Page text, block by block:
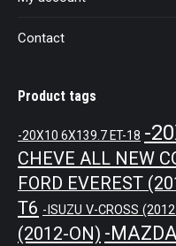
Contact
Product tags
-20X10 6X139.7 ET-18 -
CHEVE ALL NEW
FORD EVEREST
T6 -ISUZU V-CROSS
(2012-ON) -